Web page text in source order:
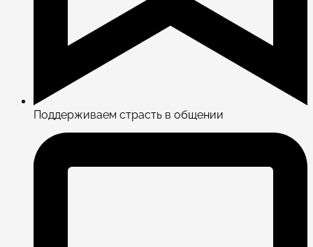
Поддерживаем страсть в общении